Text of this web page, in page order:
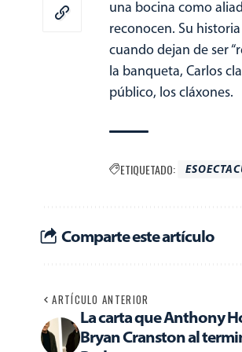
una bocina como
reconocen. Su
cuando dejan de ser
la banqueta, Carlos
público, los cláxones.
ETIQUETADO:
Comparte este artículo
ARTÍCULO ANTERIOR
La carta que Anthony
Bryan Cranston al